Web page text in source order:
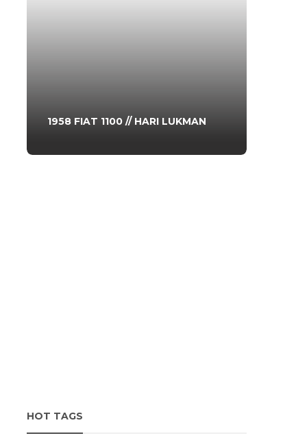
1958 FIAT 1100 // HARI LUKMAN
HOT TAGS